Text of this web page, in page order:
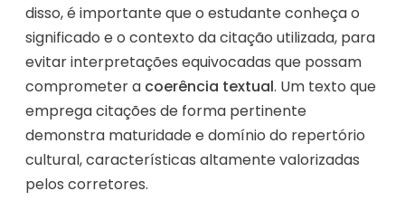
disso, é importante que o estudante conheça o
significado e o contexto da citação utilizada, para
evitar interpretações equivocadas que possam
comprometer a coerência textual. Um texto que
emprega citações de forma pertinente
demonstra maturidade e domínio do repertório
cultural, características altamente valorizadas
pelos corretores.